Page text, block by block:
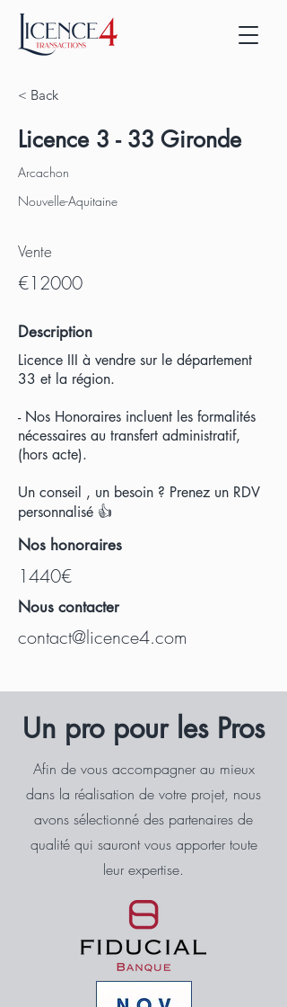
< Back
Licence 3 - 33 Gironde
Arcachon
Nouvelle-Aquitaine
Vente
€12000
Description
Licence III à vendre sur le département
33 et la région.
- Nos Honoraires incluent les formalités
nécessaires au transfert administratif,
(hors acte).
Un conseil , un besoin ? Prenez un RDV
personnalisé 👍
Nos honoraires
1440€
Nous contacter
contact@licence4.com
Un pro pour les Pros
Afin de vous accompagner au mieux
dans la réalisation de votre projet, nous
avons sélectionné des partenaires de
qualité qui sauront vous apporter toute
leur expertise.